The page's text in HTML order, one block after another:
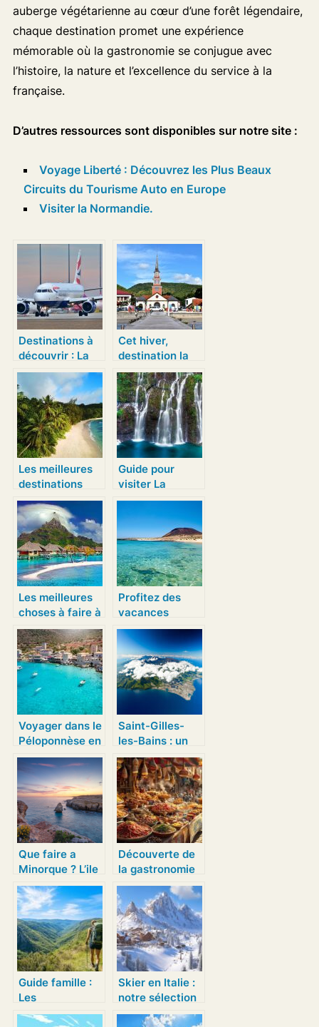
auberge végétarienne au cœur d’une forêt légendaire,
chaque destination promet une expérience
mémorable où la gastronomie se conjugue avec
l’histoire, la nature et l’excellence du service à la
française.
D’autres ressources sont disponibles sur notre site :
Voyage Liberté : Découvrez les Plus Beaux
Circuits du Tourisme Auto en Europe
Visiter la Normandie.
Destinations à
découvrir : La
ville de Kyoto et
celle de Porto
Cet hiver,
destination la
Martinique, pour
décompresser!
Les meilleures
destinations
pour les
vacances
Guide pour
visiter La
Réunion et ne
rien rater !
Les meilleures
choses à faire à
Tahiti
Profitez des
vacances
d’hiver aux iles
Canaries !
Voyager dans le
Péloponnèse en
Grèce
Saint-Gilles-
les-Bains : un
concentre
d’activites a la
Reunion
Que faire a
Minorque ? L’ile
aux mille et une
surprises
Découverte de
la gastronomie
arabe : un
voyage
culinaire
extraordinaire
du Levant au
Maghreb
Guide famille :
Les
incontournables
Skier en Italie :
notre sélection
d’itinéraires